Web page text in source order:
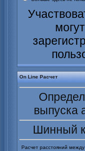
On Line Расчет
выпуска
Шинный
Расчет расстояний